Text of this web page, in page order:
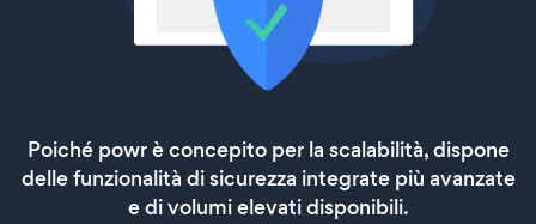
Poiché powr è concepito per la scalabilità, dispone
delle funzionalità di sicurezza integrate più avanzate
e di volumi elevati disponibili.